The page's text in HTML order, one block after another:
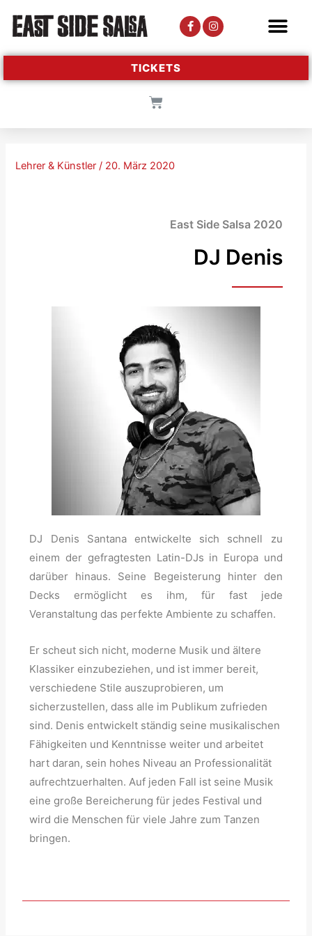
TICKETS
Lehrer & Künstler / 20. März 2020
East Side Salsa 2020
DJ Denis
DJ Denis Santana entwickelte sich schnell zu
einem der gefragtesten Latin-DJs in Europa und
darüber hinaus. Seine Begeisterung hinter den
Decks ermöglicht es ihm, für fast jede
Veranstaltung das perfekte Ambiente zu schaffen.
Er scheut sich nicht, moderne Musik und ältere
Klassiker einzubeziehen, und ist immer bereit,
verschiedene Stile auszuprobieren, um
sicherzustellen, dass alle im Publikum zufrieden
sind. Denis entwickelt ständig seine musikalischen
Fähigkeiten und Kenntnisse weiter und arbeitet
hart daran, sein hohes Niveau an Professionalität
aufrechtzuerhalten. Auf jeden Fall ist seine Musik
eine große Bereicherung für jedes Festival und
wird die Menschen für viele Jahre zum Tanzen
bringen.